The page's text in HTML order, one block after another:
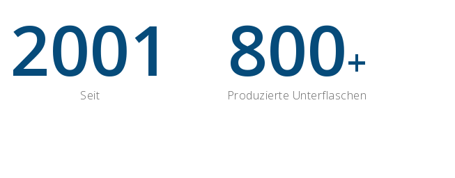
2001
Seit 800+
Produzierte Unterflaschen